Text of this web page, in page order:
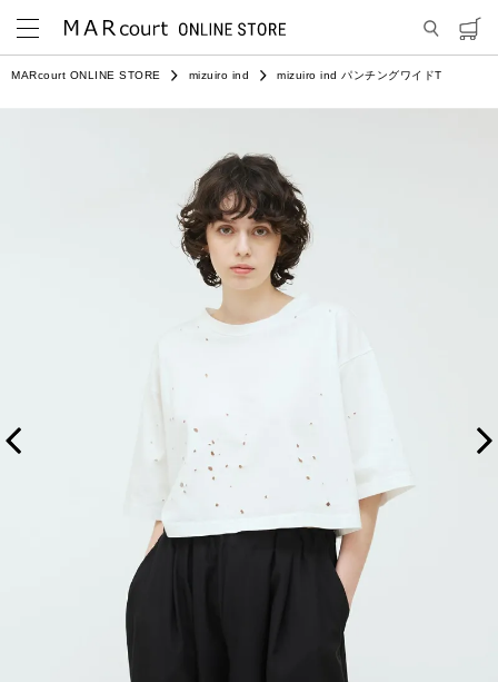
MARcourt ONLINE STORE mizuiro ind mizuiro ind パンチングワイドT